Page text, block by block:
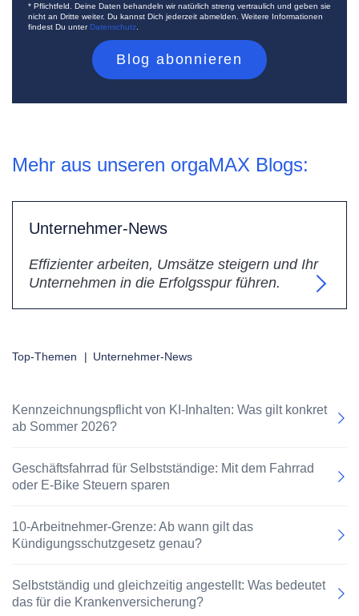
* Pflichtfeld. Deine Daten behandeln wir natürlich streng vertraulich und geben sie
nicht an Dritte weiter. Du kannst Dich jederzeit abmelden. Weitere Informationen
findest Du unterDatenschutz
Mehr aus unseren orgaMAX Blogs:
Unternehmer-News
Effizienter arbeiten, Umsätze steigern und Ihr
Unternehmen in die Erfolgsspur führen.
Top-Themen | Unternehmer-News
Kennzeichnungspflicht von KI-Inhalten: Was gilt konkret
ab Sommer 2026?
Geschäftsfahrrad für Selbstständige: Mit dem Fahrrad
oder E-Bike Steuern sparen
10-Arbeitnehmer-Grenze: Ab wann gilt das
Kündigungsschutzgesetz genau?
Selbstständig und gleichzeitig angestellt: Was bedeutet
das für die Krankenversicherung?